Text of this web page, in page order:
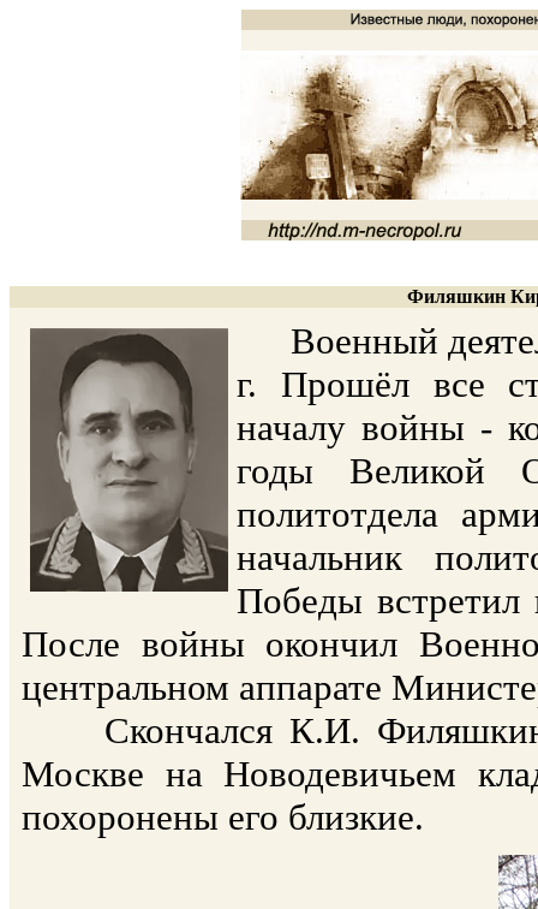
Филяшкин
Военный
г. Прошёл все
началу войны -
годы Великой
политотдела
начальник
Победы
После войны окончил
центральном аппарате
Скончался К.И. Филяшкин
Москве на Новодевичьем
похоронены его близкие.